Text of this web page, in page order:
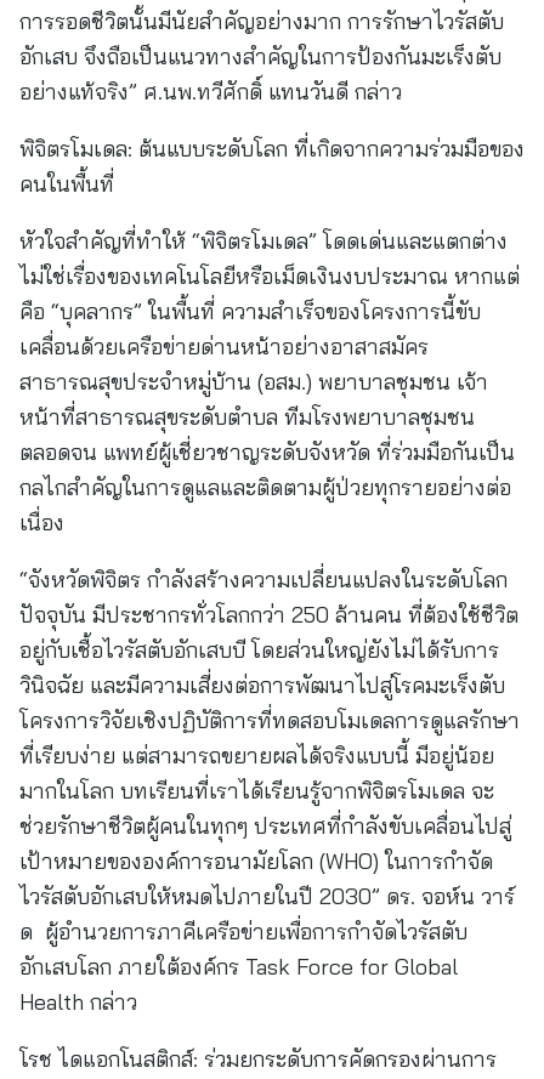
การรอดชีวิตนั้นมีนัยสำคัญอย่างมาก การรักษาไวรัสตับ
อักเสบ จึงถือเป็นแนวทางสำคัญในการป้องกันมะเร็งตับ
อย่างแท้จริง” ศ.นพ.ทวีศักดิ์ แทนวันดี กล่าว
พิจิตรโมเดล: ต้นแบบระดับโลก ที่เกิดจากความร่วมมือของ
คนในพื้นที่
หัวใจสำคัญที่ทำให้ “พิจิตรโมเดล” โดดเด่นและแตกต่าง
ไม่ใช่เรื่องของเทคโนโลยีหรือเม็ดเงินงบประมาณ หากแต่
คือ “บุคลากร” ในพื้นที่ ความสำเร็จของโครงการนี้ขับ
เคลื่อนด้วยเครือข่ายด่านหน้าอย่างอาสาสมัคร
สาธารณสุขประจำหมู่บ้าน (อสม.) พยาบาลชุมชน เจ้า
หน้าที่สาธารณสุขระดับตำบล ทีมโรงพยาบาลชุมชน
ตลอดจน แพทย์ผู้เชี่ยวชาญระดับจังหวัด ที่ร่วมมือกันเป็น
กลไกสำคัญในการดูแลและติดตามผู้ป่วยทุกรายอย่างต่อ
เนื่อง
“จังหวัดพิจิตร กำลังสร้างความเปลี่ยนแปลงในระดับโลก
ปัจจุบัน มีประชากรทั่วโลกกว่า 250 ล้านคน ที่ต้องใช้ชีวิต
อยู่กับเชื้อไวรัสตับอักเสบบี โดยส่วนใหญ่ยังไม่ได้รับการ
วินิจฉัย และมีความเสี่ยงต่อการพัฒนาไปสู่โรคมะเร็งตับ
โครงการวิจัยเชิงปฏิบัติการที่ทดสอบโมเดลการดูแลรักษา
ที่เรียบง่าย แต่สามารถขยายผลได้จริงแบบนี้ มีอยู่น้อย
มากในโลก บทเรียนที่เราได้เรียนรู้จากพิจิตรโมเดล จะ
ช่วยรักษาชีวิตผู้คนในทุกๆ ประเทศที่กำลังขับเคลื่อนไปสู่
เป้าหมายขององค์การอนามัยโลก (WHO) ในการกำจัด
ไวรัสตับอักเสบให้หมดไปภายในปี 2030” ดร. จอห์น วาร์
ด ผู้อำนวยการภาคีเครือข่ายเพื่อการกำจัดไวรัสตับ
อักเสบโลก ภายใต้องค์กร Task Force for Global
Health กล่าว
โรช ไดแอกโนสติกส์: ร่วมยกระดับการคัดกรองผ่านการ